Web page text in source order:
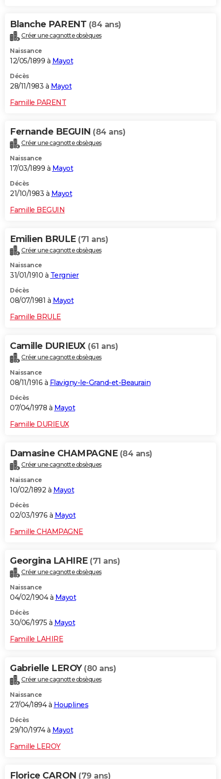
Blanche PARENT (84 ans)
Créer une cagnotte obsèques
Naissance
12/05/1899 à Mayot
Décès
28/11/1983 à Mayot
Famille PARENT
Fernande BEGUIN (84 ans)
Créer une cagnotte obsèques
Naissance
17/03/1899 à Mayot
Décès
21/10/1983 à Mayot
Famille BEGUIN
Emilien BRULE (71 ans)
Créer une cagnotte obsèques
Naissance
31/01/1910 à Tergnier
Décès
08/07/1981 à Mayot
Famille BRULE
Camille DURIEUX (61 ans)
Créer une cagnotte obsèques
Naissance
08/11/1916 à Flavigny-le-Grand-et-Beaurain
Décès
07/04/1978 à Mayot
Famille DURIEUX
Damasine CHAMPAGNE (84 ans)
Créer une cagnotte obsèques
Naissance
10/02/1892 à Mayot
Décès
02/03/1976 à Mayot
Famille CHAMPAGNE
Georgina LAHIRE (71 ans)
Créer une cagnotte obsèques
Naissance
04/02/1904 à Mayot
Décès
30/06/1975 à Mayot
Famille LAHIRE
Gabrielle LEROY (80 ans)
Créer une cagnotte obsèques
Naissance
27/04/1894 à Houplines
Décès
29/10/1974 à Mayot
Famille LEROY
Florice CARON (79 ans)